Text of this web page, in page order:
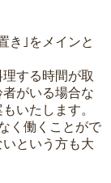
き｣をメインと
する時間が取
がいる場合な
いたします。
く働くことがで
という方も大